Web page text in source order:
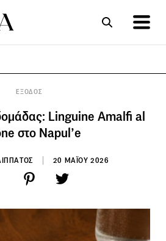
ΕΞΟΔΟΣ
Linguine Amalfi al
στο Napul’e
20 ΜΑΪΟΥ 2026